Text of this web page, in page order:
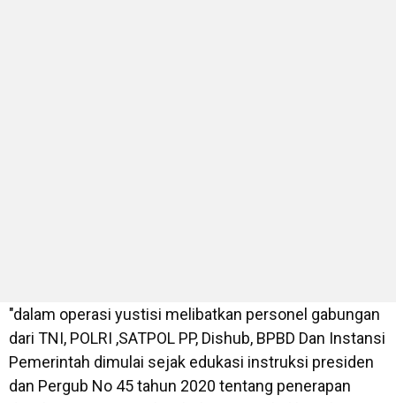
"dalam operasi yustisi melibatkan personel gabungan
dari TNI, POLRI ,SATPOL PP, Dishub, BPBD Dan Instansi
Pemerintah dimulai sejak edukasi instruksi presiden
dan Pergub No 45 tahun 2020 tentang penerapan